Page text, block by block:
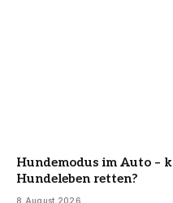
Hundemodus im Auto –
Hundeleben retten?
8 August 2026